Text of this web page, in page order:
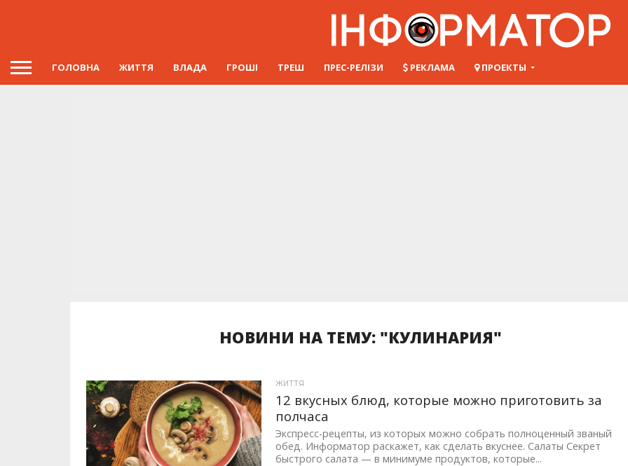
ГОЛОВНА ЖИТТЯ ВЛАДА ГРОШІ ТРЕШ ПРЕС-РЕЛІЗИ РЕКЛАМА ПРОЕКТЫ
НОВИНИ НА ТЕМУ: "КУЛИНАРИЯ"
ЖИТТЯ
12 вкусных блюд, которые можно приготовить за
полчаса
Экспресс-рецепты, из которых можно собрать полноценный званый
обед. Информатор раскажет, как сделать вкуснее. Салаты Секрет
быстрого салата — в минимуме продуктов, которые...